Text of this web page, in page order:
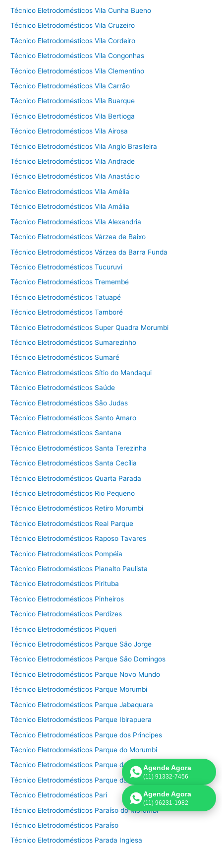
Técnico Eletrodomésticos Vila Cunha Bueno
Técnico Eletrodomésticos Vila Cruzeiro
Técnico Eletrodomésticos Vila Cordeiro
Técnico Eletrodomésticos Vila Congonhas
Técnico Eletrodomésticos Vila Clementino
Técnico Eletrodomésticos Vila Carrão
Técnico Eletrodomésticos Vila Buarque
Técnico Eletrodomésticos Vila Bertioga
Técnico Eletrodomésticos Vila Airosa
Técnico Eletrodomésticos Vila Anglo Brasileira
Técnico Eletrodomésticos Vila Andrade
Técnico Eletrodomésticos Vila Anastácio
Técnico Eletrodomésticos Vila Amélia
Técnico Eletrodomésticos Vila Amália
Técnico Eletrodomésticos Vila Alexandria
Técnico Eletrodomésticos Várzea de Baixo
Técnico Eletrodomésticos Várzea da Barra Funda
Técnico Eletrodomésticos Tucuruvi
Técnico Eletrodomésticos Tremembé
Técnico Eletrodomésticos Tatuapé
Técnico Eletrodomésticos Tamboré
Técnico Eletrodomésticos Super Quadra Morumbi
Técnico Eletrodomésticos Sumarezinho
Técnico Eletrodomésticos Sumaré
Técnico Eletrodomésticos Sítio do Mandaqui
Técnico Eletrodomésticos Saúde
Técnico Eletrodomésticos São Judas
Técnico Eletrodomésticos Santo Amaro
Técnico Eletrodomésticos Santana
Técnico Eletrodomésticos Santa Terezinha
Técnico Eletrodomésticos Santa Cecília
Técnico Eletrodomésticos Quarta Parada
Técnico Eletrodomésticos Rio Pequeno
Técnico Eletrodomésticos Retiro Morumbi
Técnico Eletrodomésticos Real Parque
Técnico Eletrodomésticos Raposo Tavares
Técnico Eletrodomésticos Pompéia
Técnico Eletrodomésticos Planalto Paulista
Técnico Eletrodomésticos Pirituba
Técnico Eletrodomésticos Pinheiros
Técnico Eletrodomésticos Perdizes
Técnico Eletrodomésticos Piqueri
Técnico Eletrodomésticos Parque São Jorge
Técnico Eletrodomésticos Parque São Domingos
Técnico Eletrodomésticos Parque Novo Mundo
Técnico Eletrodomésticos Parque Morumbi
Técnico Eletrodomésticos Parque Jabaquara
Técnico Eletrodomésticos Parque Ibirapuera
Técnico Eletrodomésticos Parque dos Principes
Técnico Eletrodomésticos Parque do Morumbi
Técnico Eletrodomésticos Parque da Mooca
Técnico Eletrodomésticos Parque da Lapa
Técnico Eletrodomésticos Pari
Técnico Eletrodomésticos Paraíso do Morumbi
Técnico Eletrodomésticos Paraíso
Técnico Eletrodomésticos Parada Inglesa
Agende Agora
(11) 91332-7456
Agende Agora
(11) 96231-1982